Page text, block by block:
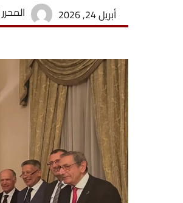
أبريل 24, 2026